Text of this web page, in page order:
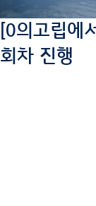
[0의고립에
회차 진행